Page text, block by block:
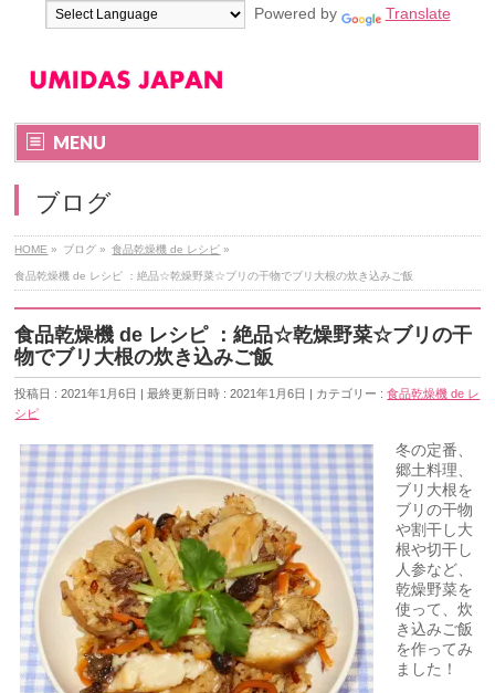
Powered by Translate
MENU
ブログ
HOME » ブログ » 食品乾燥機 de レシピ »
食品乾燥機 de レシピ ：絶品☆乾燥野菜☆ブリの干物でブリ大根の炊き込みご飯
食品乾燥機 de レシピ ：絶品☆乾燥野菜☆ブリの干
物でブリ大根の炊き込みご飯
投稿日 : 2021年1月6日 最終更新日時 : 2021年1月6日 カテゴリー :食品乾燥機 de レ
シピ
冬の定番、
郷土料理、
ブリ大根を
ブリの干物
や割干し大
根や切干し
人参など、
乾燥野菜を
使って、炊
き込みご飯
を作ってみ
ました！